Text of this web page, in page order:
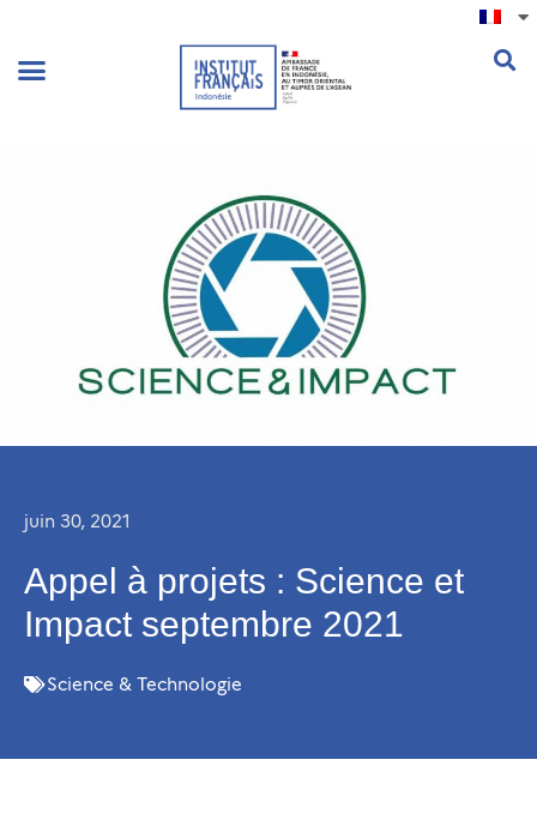
juin 30, 2021
Appel à projets : Science et
Impact septembre 2021
Science & Technologie